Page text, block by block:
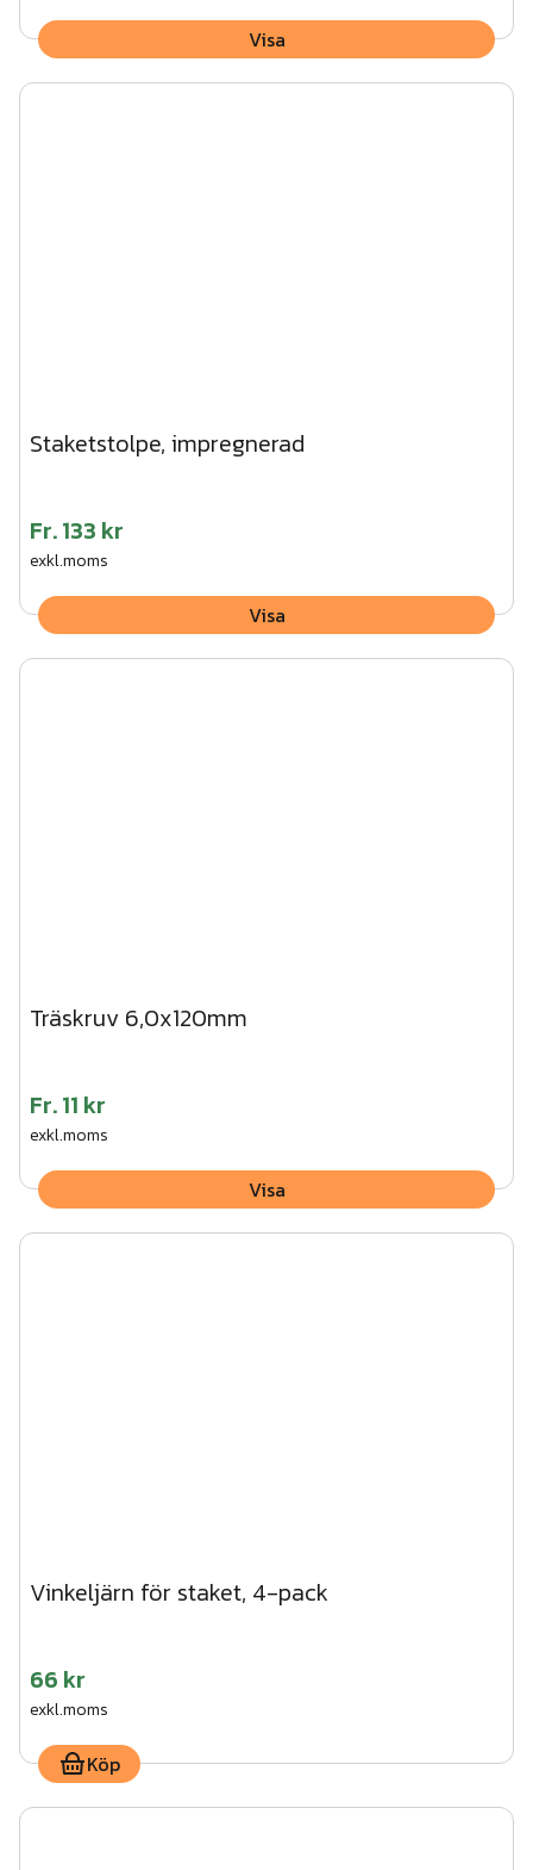
Visa
Staketstolpe, impregnerad
Fr.133 kr
exkl.moms
Visa
Träskruv 6,0x120mm
Fr.11 kr
exkl.moms
Visa
Vinkeljärn för staket, 4-pack
66 kr
exkl.moms
Köp